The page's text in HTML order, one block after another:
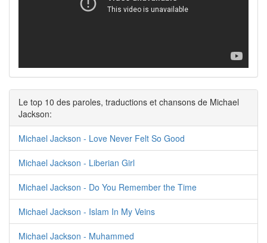
Le top 10 des paroles, traductions et chansons de Michael
Jackson:
Michael Jackson - Love Never Felt So Good
Michael Jackson - Liberian Girl
Michael Jackson - Do You Remember the Time
Michael Jackson - Islam In My Veins
Michael Jackson - Muhammed